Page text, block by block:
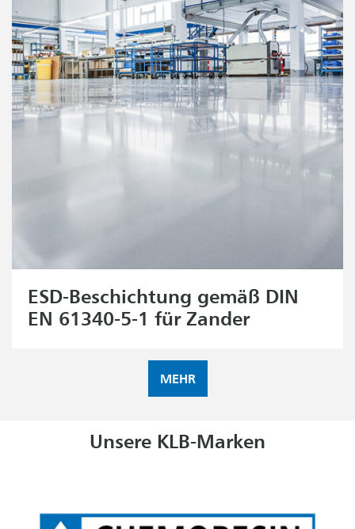
ESD-Beschichtung gemäß DIN
EN 61340-5-1 für Zander
MEHR
Unsere KLB-Marken